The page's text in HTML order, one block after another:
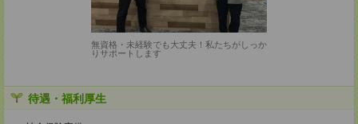
無資格・未経験でも大丈夫！私たちがしっか
りサポートします
待遇・福利厚生